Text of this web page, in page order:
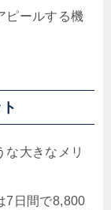
ピールする機
大きなメリ
7日間で8,800